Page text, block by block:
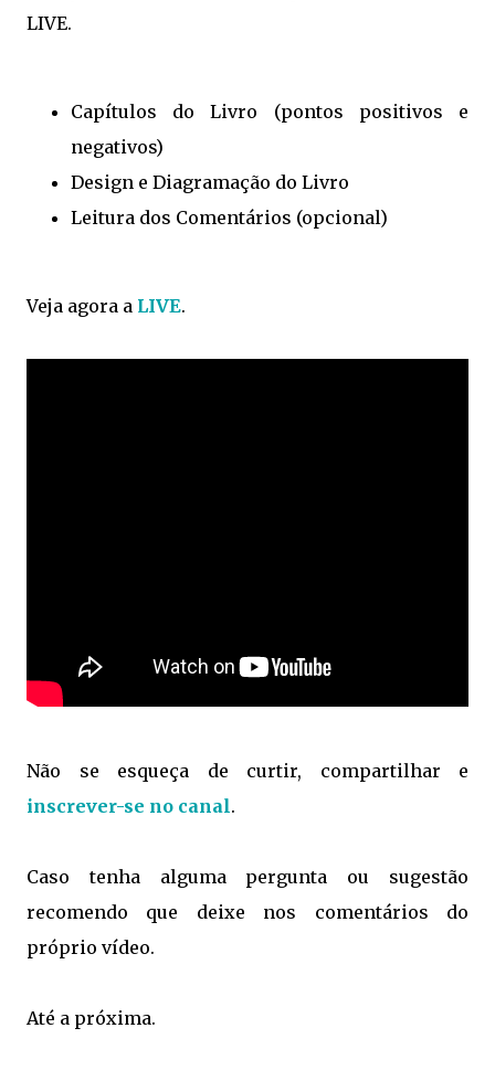
LIVE.
Capítulos do Livro (pontos positivos e
negativos)
Design e Diagramação do Livro
Leitura dos Comentários (opcional)
Veja agora a LIVE.
Não se esqueça de curtir, compartilhar e
inscrever-se no canal.
Caso tenha alguma pergunta ou sugestão
recomendo que deixe nos comentários do
próprio vídeo.
Até a próxima.